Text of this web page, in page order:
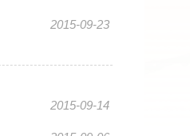
2015-09-23
2015-09-14